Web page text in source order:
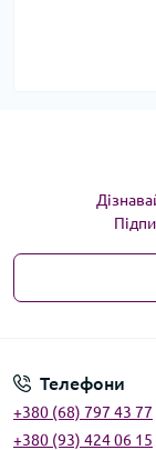
Телефони
+380 (68) 797 43 77
+380 (93) 424 06 15